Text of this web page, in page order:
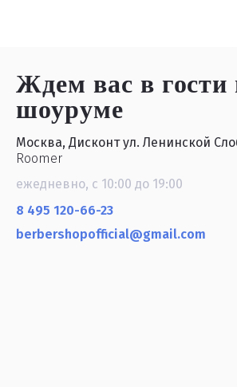
Ждем вас в гости
шоуруме
Москва, Дисконт ул. Ленинской
Roomer
ежедневно, с 10:00 до 19:00
8 495 120-66-23
berbershopofficial@gmail.com